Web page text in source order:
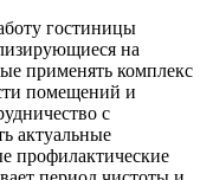
гостиницы
на
применять комплекс
помещений и
с
актуальные
профилактические